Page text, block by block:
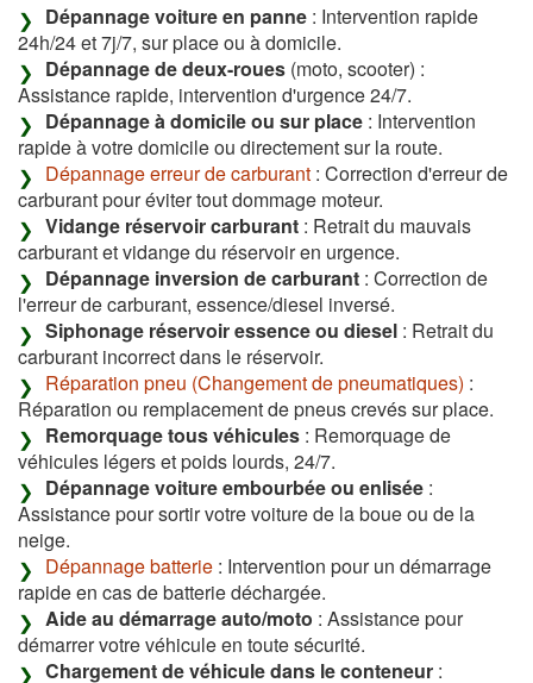
Dépannage voiture en panne : Intervention rapide
24h/24 et 7j/7, sur place ou à domicile.
Dépannage de deux-roues (moto, scooter) :
Assistance rapide, intervention d'urgence 24/7.
Dépannage à domicile ou sur place : Intervention
rapide à votre domicile ou directement sur la route.
Dépannage erreur de carburant : Correction d'erreur de
carburant pour éviter tout dommage moteur.
Vidange réservoir carburant : Retrait du mauvais
carburant et vidange du réservoir en urgence.
Dépannage inversion de carburant : Correction de
l'erreur de carburant, essence/diesel inversé.
Siphonage réservoir essence ou diesel : Retrait du
carburant incorrect dans le réservoir.
Réparation pneu (Changement de pneumatiques) :
Réparation ou remplacement de pneus crevés sur place.
Remorquage tous véhicules : Remorquage de
véhicules légers et poids lourds, 24/7.
Dépannage voiture embourbée ou enlisée :
Assistance pour sortir votre voiture de la boue ou de la
neige.
Dépannage batterie : Intervention pour un démarrage
rapide en cas de batterie déchargée.
Aide au démarrage auto/moto : Assistance pour
démarrer votre véhicule en toute sécurité.
Chargement de véhicule dans le conteneur :